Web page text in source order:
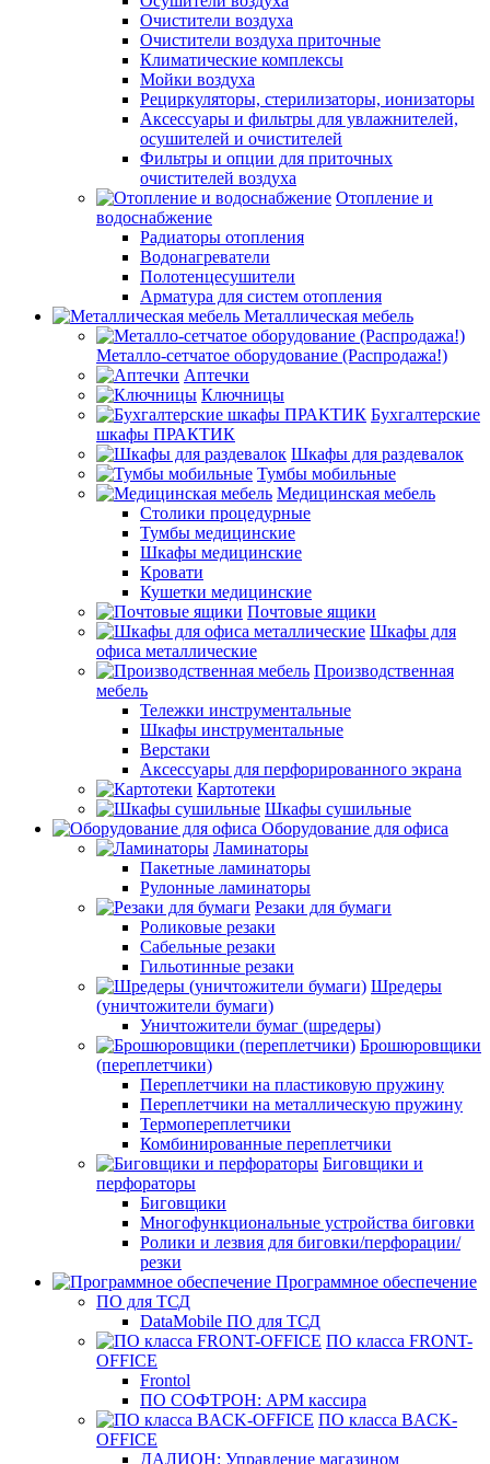
Очистители воздуха
Очистители воздуха приточные
Климатические комплексы
Мойки воздуха
Рециркуляторы, стерилизаторы, ионизаторы
Аксессуары и фильтры для увлажнителей,
осушителей и очистителей
Фильтры и опции для приточных
очистителей воздуха
Отопление и
водоснабжение
Радиаторы отопления
Водонагреватели
Полотенцесушители
Арматура для систем отопления
Металлическая мебель
Металло-сетчатое оборудование (Распродажа!)
Аптечки
Ключницы
Бухгалтерские
шкафы ПРАКТИК
Шкафы для раздевалок
Тумбы мобильные
Медицинская мебель
Столики процедурные
Тумбы медицинские
Шкафы медицинские
Кровати
Кушетки медицинские
Почтовые ящики
Шкафы для
офиса металлические
Производственная
мебель
Тележки инструментальные
Шкафы инструментальные
Верстаки
Аксессуары для перфорированного экрана
Картотеки
Шкафы сушильные
Оборудование для офиса
Ламинаторы
Пакетные ламинаторы
Рулонные ламинаторы
Резаки для бумаги
Роликовые резаки
Сабельные резаки
Гильотинные резаки
Шредеры
(уничтожители бумаги)
Уничтожители бумаг (шредеры)
Брошюровщики
(переплетчики)
Переплетчики на пластиковую пружину
Переплетчики на металлическую пружину
Термопереплетчики
Комбинированные переплетчики
Биговщики и
перфораторы
Биговщики
Многофункциональные устройства биговки
Ролики и лезвия для биговки/перфорации/
резки
Программное обеспечение
ПО для ТСД
DataMobile ПО для ТСД
ПО класса FRONT-
OFFICE
Frontol
ПО СОФТРОН: АРМ кассира
ПО класса BACK-
OFFICE
ДАЛИОН: Управление магазином